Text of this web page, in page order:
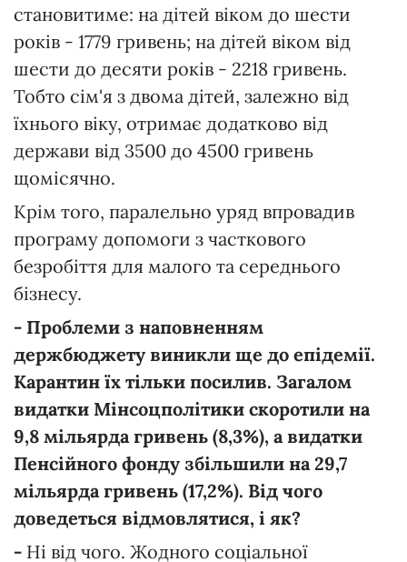
становитиме: на дітей віком до шести
років - 1779 гривень; на дітей віком від
шести до десяти років - 2218 гривень.
Тобто сім'я з двома дітей, залежно від
їхнього віку, отримає додатково від
держави від 3500 до 4500 гривень
щомісячно.
Крім того, паралельно уряд впровадив
програму допомоги з часткового
безробіття для малого та середнього
бізнесу.
- Проблеми з наповненням
держбюджету виникли ще до епідемії.
Карантин їх тільки посилив. Загалом
видатки Мінсоцполітики скоротили на
9,8 мільярда гривень (8,3%), а видатки
Пенсійного фонду збільшили на 29,7
мільярда гривень (17,2%). Від чого
доведеться відмовлятися, і як?
- Ні від чого. Жодного соціальної